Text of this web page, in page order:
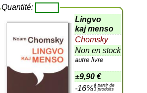
Quantité:
Lingvo
kaj menso
Chomsky
Non en stock
autre livre
±9,90 €
-16%à partir de
3 produits